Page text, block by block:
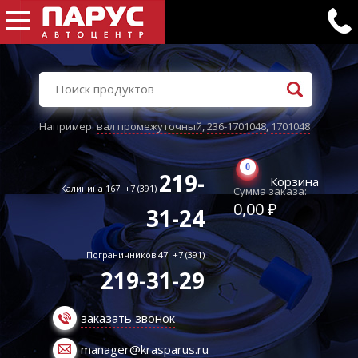
Например:вал промежуточный,236-1701048,1701048
Калинина 167: +7 (391) 219-
31-24
Пограничников 47: +7 (391)
219-31-29
заказать звонок
manager@krasparus.ru
0
Корзина
Сумма заказа:
0,00 ₽